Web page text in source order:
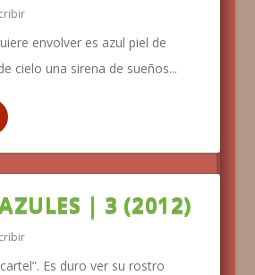
envolver es azul piel de
cielo una sirena de sueños...
AZULES | 3 (2012)
Es duro ver su rostro